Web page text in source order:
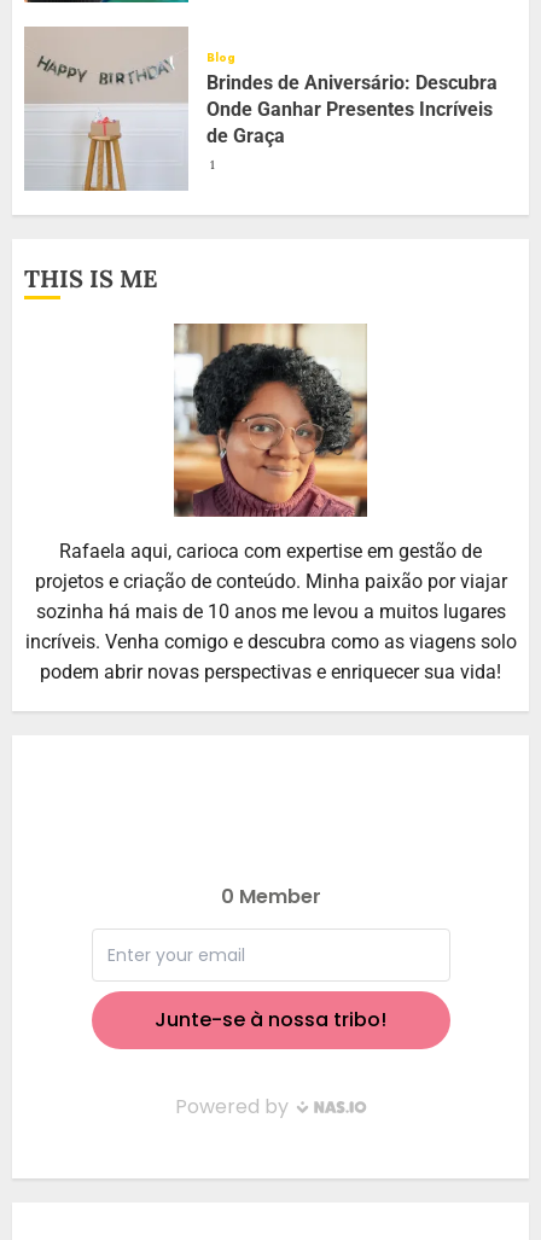
Blog
Brindes de Aniversário: Descubra
Onde Ganhar Presentes Incríveis
de Graça
1
THIS IS ME
Rafaela aqui, carioca com expertise em gestão de
projetos e criação de conteúdo. Minha paixão por viajar
sozinha há mais de 10 anos me levou a muitos lugares
incríveis. Venha comigo e descubra como as viagens solo
podem abrir novas perspectivas e enriquecer sua vida!